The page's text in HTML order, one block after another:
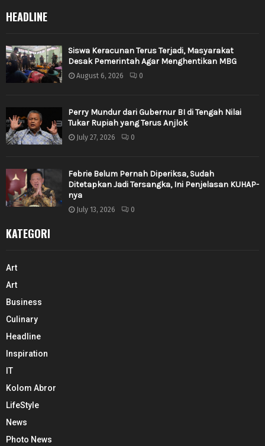
HEADLINE
Siswa Keracunan Terus Terjadi, Masyarakat
Desak Pemerintah Agar Menghentikan MBG
August 6, 2026 0
Perry Mundur dari Gubernur BI di Tengah Nilai
Tukar Rupiah yang Terus Anjlok
July 27, 2026 0
Febrie Belum Pernah Diperiksa, Sudah
Ditetapkan Jadi Tersangka, Ini Penjelasan KUHAP-
nya
July 13, 2026 0
KATEGORI
Art
Art
Business
Culinary
Headline
Inspiration
IT
Kolom Abror
LifeStyle
News
Photo News